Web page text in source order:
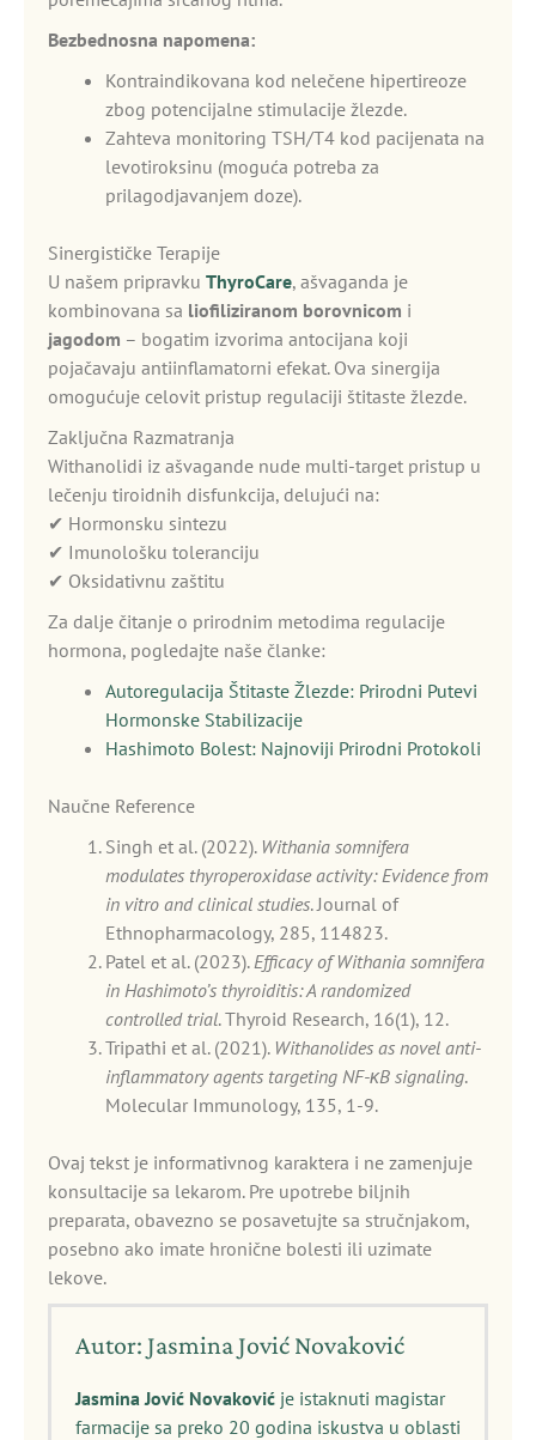
Bezbednosna napomena:
Kontraindikovana kod nelečene hipertireoze
zbog potencijalne stimulacije žlezde.
Zahteva monitoring TSH/T4 kod pacijenata na
levotiroksinu (moguća potreba za
prilagodjavanjem doze).
Sinergističke Terapije
U našem pripravku ThyroCare, ašvaganda je
kombinovana sa liofiliziranom borovnicom i
jagodom – bogatim izvorima antocijana koji
pojačavaju antiinflamatorni efekat. Ova sinergija
omogućuje celovit pristup regulaciji štitaste žlezde.
Zaključna Razmatranja
Withanolidi iz ašvagande nude multi-target pristup u
lečenju tiroidnih disfunkcija, delujući na:
✔ Hormonsku sintezu
✔ Imunološku toleranciju
✔ Oksidativnu zaštitu
Za dalje čitanje o prirodnim metodima regulacije
hormona, pogledajte naše članke:
Autoregulacija Štitaste Žlezde: Prirodni Putevi
Hormonske Stabilizacije
Hashimoto Bolest: Najnoviji Prirodni Protokoli
Naučne Reference
Singh et al. (2022). Withania somnifera
modulates thyroperoxidase activity: Evidence from
in vitro and clinical studies. Journal of
Ethnopharmacology, 285, 114823.
Patel et al. (2023).Efficacy of Withania somnifera
in Hashimoto’s thyroiditis: A randomized
controlled trial. Thyroid Research, 16(1), 12.
Tripathi et al. (2021). Withanolides as novel anti-
inflammatory agents targeting NF-κB signaling.
Molecular Immunology, 135, 1-9.
Ovaj tekst je informativnog karaktera i ne zamenjuje
konsultacije sa lekarom. Pre upotrebe biljnih
preparata, obavezno se posavetujte sa stručnjakom,
posebno ako imate hronične bolesti ili uzimate
lekove.
Autor: Jasmina Jović Novaković
Jasmina Jović Novaković je istaknuti magistar
farmacije sa preko 20 godina iskustva u oblasti